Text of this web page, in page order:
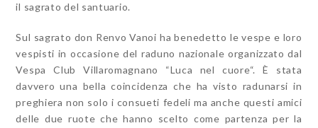
il sagrato del santuario.
Sul sagrato don Renvo Vanoi ha benedetto le vespe e loro
vespisti in occasione del raduno nazionale organizzato dal
Vespa Club Villaromagnano “Luca nel cuore“. È stata
davvero una bella coincidenza che ha visto radunarsi in
preghiera non solo i consueti fedeli ma anche questi amici
delle due ruote che hanno scelto come partenza per la